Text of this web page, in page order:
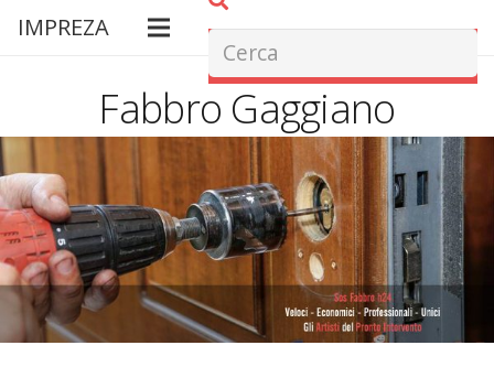
IMPREZA
Fabbro Gaggiano